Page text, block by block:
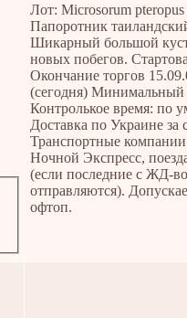
Лот: Microsorum
Папоротник
Шикарный большой
новых побегов.
Окончание торгов
(сегодня) Минимальный
Контролькое время: по
Доставка по Украине за
Транспортные
Ночной Экспресс,
(если последние с ЖД-
отправляются).
офтоп.